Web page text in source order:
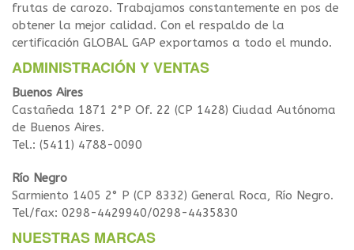
frutas de carozo. Trabajamos constantemente en pos de
obtener la mejor calidad. Con el respaldo de la
certificación GLOBAL GAP exportamos a todo el mundo.
ADMINISTRACIÓN Y VENTAS
Buenos Aires
Castañeda 1871 2°P Of. 22 (CP 1428) Ciudad Autónoma
de Buenos Aires.
Tel.: (5411) 4788-0090
Río Negro
Sarmiento 1405 2° P (CP 8332) General Roca, Río Negro.
Tel/fax: 0298-4429940/0298-4435830
NUESTRAS MARCAS